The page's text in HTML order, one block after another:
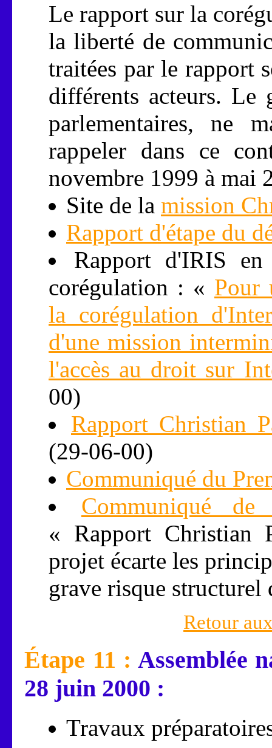
Le rapport sur la
la liberté de
traitées par le rapport
différents acteurs. Le
parlementaires, ne
rappeler dans ce
novembre 1999 à mai
Site de la mission
Rapport d'étape du
Rapport d'IRIS
corégulation : « Pour
la corégulation
d'une mission
l'accès au droit sur
00)
Rapport Christian
(29-06-00)
Communiqué du
Communiqué de
« Rapport Christian
projet écarte les
grave risque structurel
Retour
Étape 11 : Assemblée
28 juin 2000 :
Travaux